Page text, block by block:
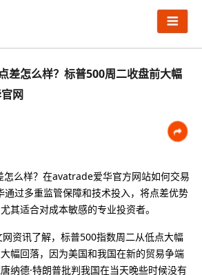
怎么样？标普500周二收盘前大幅
网
怎么样？在avatrade爱华官方网站如何交易
过多重监管保障和技术投入，将点差优势
其适合对成本敏感的专业投资者‌。
资讯了解，标普500指数周二从低点大幅
幅回落，因为美国和我国在新的贸易争端
纳德·特朗普批判我国在当天晚些时候没有